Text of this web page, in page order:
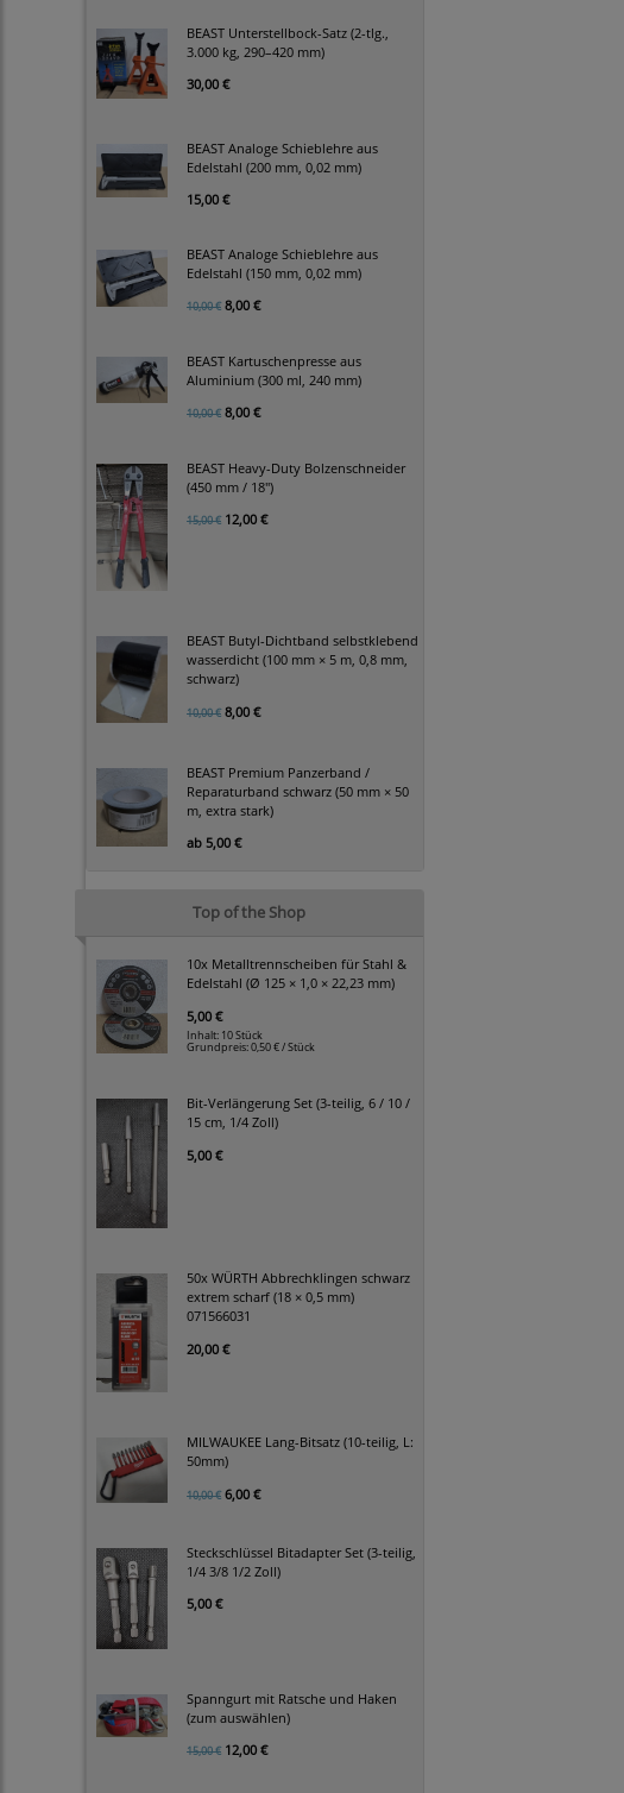
BEAST Unterstellbock-Satz (2-tlg.,
3.000 kg, 290–420 mm)
30,00 €
BEAST Analoge Schieblehre aus
Edelstahl (200 mm, 0,02 mm)
15,00 €
BEAST Analoge Schieblehre aus
Edelstahl (150 mm, 0,02 mm)
10,00 € 8,00 €
BEAST Kartuschenpresse aus
Aluminium (300 ml, 240 mm)
10,00 € 8,00 €
BEAST Heavy-Duty Bolzenschneider
(450 mm / 18")
15,00 € 12,00 €
BEAST Butyl-Dichtband selbstklebend
wasserdicht (100 mm × 5 m, 0,8 mm,
schwarz)
10,00 € 8,00 €
BEAST Premium Panzerband /
Reparaturband schwarz (50 mm × 50
m, extra stark)
ab 5,00 €
Top of the Shop
10x Metalltrennscheiben für Stahl &
Edelstahl (Ø 125 × 1,0 × 22,23 mm)
5,00 €
Inhalt: 10 Stück
Grundpreis:0,50 € / Stück
Bit-Verlängerung Set (3-teilig, 6 / 10 /
15 cm, 1/4 Zoll)
5,00 €
50x WÜRTH Abbrechklingen schwarz
extrem scharf (18 × 0,5 mm)
071566031
20,00 €
MILWAUKEE Lang-Bitsatz (10-teilig, L:
50mm)
10,00 € 6,00 €
Steckschlüssel Bitadapter Set (3-teilig,
1/4 3/8 1/2 Zoll)
5,00 €
Spanngurt mit Ratsche und Haken
(zum auswählen)
15,00 € 12,00 €